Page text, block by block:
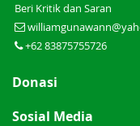
Beri Kritik dan Saran
+62 83875755726
Donasi
Sosial Media